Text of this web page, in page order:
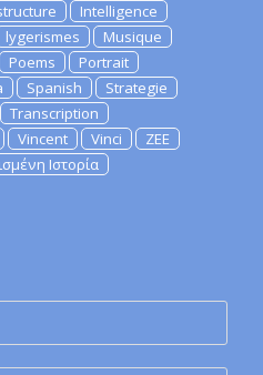
Intelligence
lygerismes
Musique
Poems
Portrait
Spanish
Strategie
Transcription
Vincent Vinci
ZEE
Ιστορία